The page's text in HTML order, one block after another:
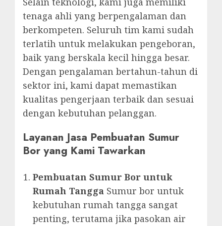
tenaga ahli yang berpengalaman dan
berkompeten. Seluruh tim kami sudah
terlatih untuk melakukan pengeboran,
baik yang berskala kecil hingga besar.
Dengan pengalaman bertahun-tahun di
sektor ini, kami dapat memastikan
kualitas pengerjaan terbaik dan sesuai
dengan kebutuhan pelanggan.
Layanan Jasa Pembuatan Sumur
Bor yang Kami Tawarkan
Pembuatan Sumur Bor untuk
Rumah Tangga Sumur bor untuk
kebutuhan rumah tangga sangat
penting, terutama jika pasokan air